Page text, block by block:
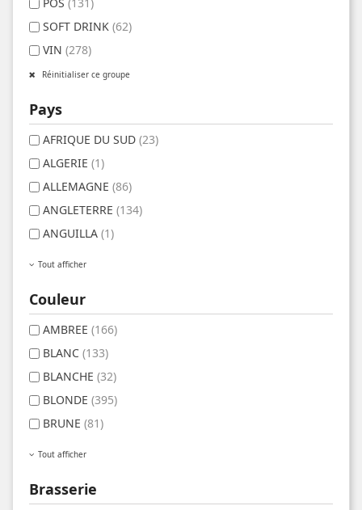
SOFT DRINK (62)
VIN (278)
Réinitialiser ce groupe
Pays
AFRIQUE DU SUD (23)
ALGERIE (1)
ALLEMAGNE (86)
ANGLETERRE (134)
ANGUILLA (1)
Tout afficher
Couleur
AMBREE (166)
BLANC (133)
BLANCHE (32)
BLONDE (395)
BRUNE (81)
Tout afficher
Brasserie